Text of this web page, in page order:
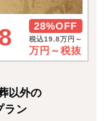
28%OFF
税込19.8万円～
万円～税抜
以外の
ラン